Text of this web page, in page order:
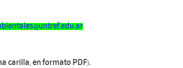
carilla, en formato PDF).